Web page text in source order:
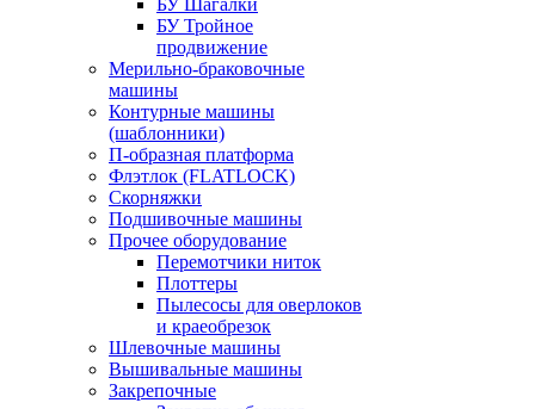
БУ Шагалки
БУ Тройное
продвижение
Мерильно-браковочные
машины
Контурные машины
(шаблонники)
П-образная платформа
Флэтлок (FLATLOCK)
Скорняжки
Подшивочные машины
Прочее оборудование
Перемотчики ниток
Плоттеры
Пылесосы для оверлоков
и краеобрезок
Шлевочные машины
Вышивальные машины
Закрепочные